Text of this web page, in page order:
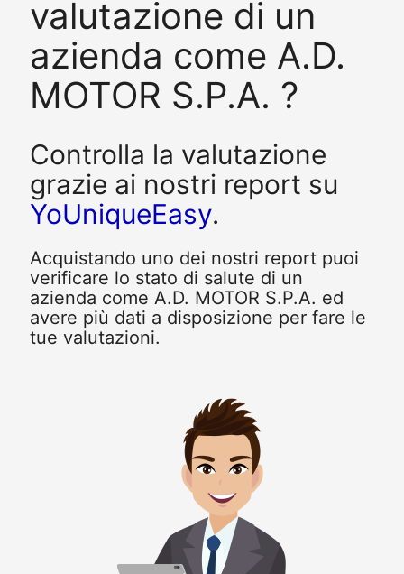
valutazione di un
azienda come A.D.
MOTOR S.P.A. ?
Controlla la valutazione
grazie ai nostri report su
YoUniqueEasy.
Acquistando uno dei nostri report puoi
verificare lo stato di salute di un
azienda come A.D. MOTOR S.P.A. ed
avere più dati a disposizione per fare le
tue valutazioni.